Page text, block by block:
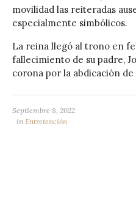
movilidad las reiteradas
especialmente simbólicos.
La reina llegó al trono en
fallecimiento de su padre,
corona por la abdicación de
Septiembre 8, 2022
in Entretención